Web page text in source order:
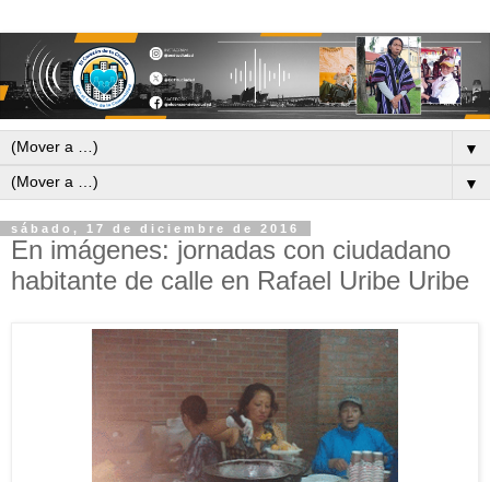
▼
▼
sábado, 17 de diciembre de 2016
En imágenes: jornadas con ciudadano
habitante de calle en Rafael Uribe Uribe